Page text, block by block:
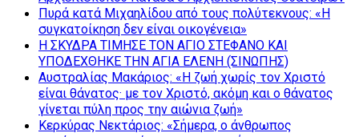
Πυρά κατά Μιχαηλίδου από τους πολύτεκνους: «Η
συγκατοίκηση δεν είναι οικογένεια»
Η ΣΚΥΔΡΑ ΤΙΜΗΣΕ ΤΟΝ ΑΓΙΟ ΣΤΕΦΑΝΟ ΚΑΙ
ΥΠΟΔΕΧΘΗΚΕ ΤΗΝ ΑΓΙΑ ΕΛΕΝΗ (ΣΙΝΩΠΗΣ)
Αυστραλίας Μακάριος: «Η ζωή χωρίς τον Χριστό
είναι θάνατος· με τον Χριστό, ακόμη και ο θάνατος
γίνεται πύλη προς την αιώνια ζωή»
Κερκύρας Νεκτάριος: «Σήμερα, ο άνθρωπος